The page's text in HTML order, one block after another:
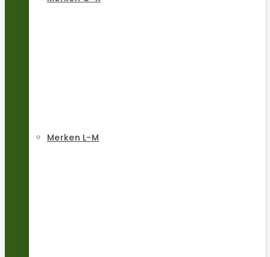
Merken L-M